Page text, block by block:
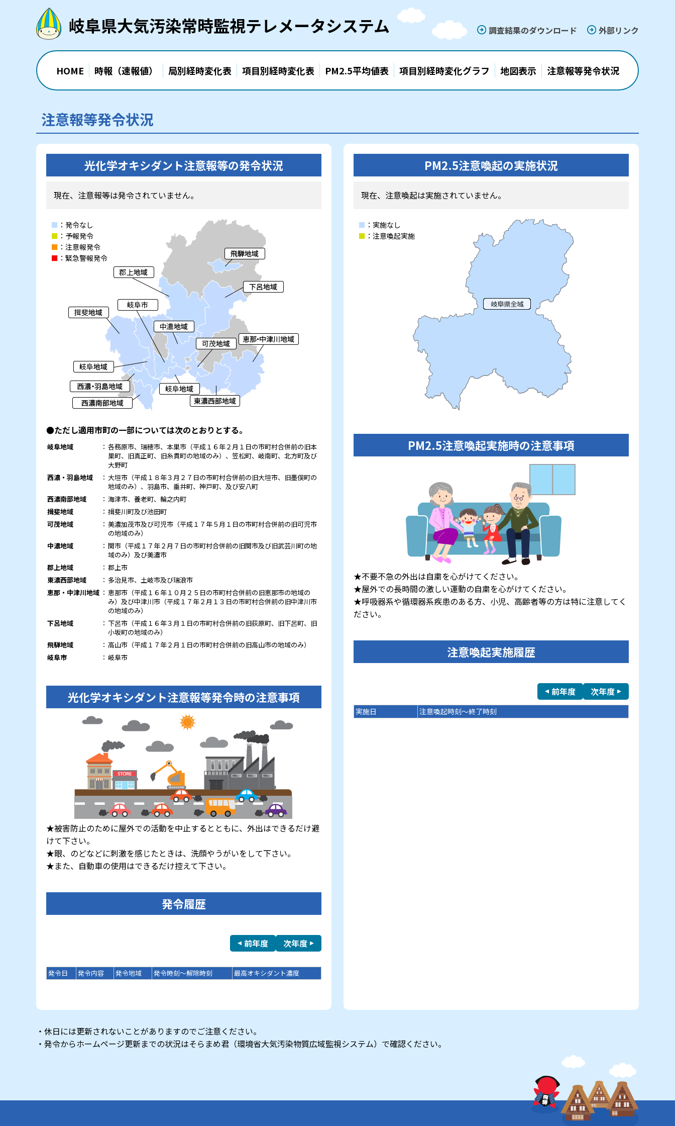
岐阜県大気汚染常時監視テレメータシステム
HOME 時報（速報値） 局別経時変化表 項目別経時変化表 PM2.5平均値表 項目別経時変化グラフ 地図表示 注意報等発令状況
調査結果のダウンロード 外部リンク
注意報等発令状況
光化学オキシダント注意報等の発令状況
現在、注意報等は発令されていません。
■ ：発令なし
■ ：予報発令
■ ：注意報発令
■ ：緊急警報発令
●ただし適用市町の一部については次のとおりとする。
岐阜地域 ： 各務原市、瑞穂市、本巣市（平成１６年２月１日の市町村合併前の旧本
巣町、旧真正町、旧糸貫町の地域のみ）、笠松町、岐南町、北方町及び
大野町
西濃・羽島地域
： 大垣市（平成１８年３月２７日の市町村合併前の旧大垣市、旧墨俣町の
地域のみ）、羽島市、垂井町、神戸町、及び安八町
西濃南部地域
： 海津市、養老町、輪之内町
揖斐地域
： 揖斐川町及び池田町
可茂地域
： 美濃加茂市及び可児市（平成１７年５月１日の市町村合併前の旧可児市
の地域のみ）
中濃地域
： 関市（平成１７年２月７日の市町村合併前の旧関市及び旧武芸川町の地
域のみ）及び美濃市
郡上地域
： 郡上市
東濃西部地域
： 多治見市、土岐市及び瑞浪市
恵那・中津川地域 ： 恵那市（平成１６年１０月２５日の市町村合併前の旧恵那市の地域の
み）及び中津川市（平成１７年２月１３日の市町村合併前の旧中津川市
の地域のみ）
下呂地域
： 下呂市（平成１６年３月１日の市町村合併前の旧荻原町、旧下呂町、旧
小坂町の地域のみ）
飛騨地域
： 高山市（平成１７年２月１日の市町村合併前の旧高山市の地域のみ）
岐阜市
： 岐阜市
光化学オキシダント注意報等発令時の注意事項
★被害防止のために屋外での活動を中止するとともに、外出はできるだけ避
けて下さい。
★眼、のどなどに刺激を感じたときは、洗顔やうがいをして下さい。
★また、自動車の使用はできるだけ控えて下さい。
発令履歴
前年度 次年度
発令日 発令内容 発令地域 発令時刻～解除時刻 最高オキシダント濃度
PM2.5注意喚起の実施状況
現在、注意喚起は実施されていません。
■ ：実施なし
■ ：注意喚起実施
PM2.5注意喚起実施時の注意事項
★不要不急の外出は自粛を心がけてください。
★屋外での長時間の激しい運動の自粛を心がけてください。
★呼吸器系や循環器系疾患のある方、小児、高齢者等の方は特に注意してく
ださい。
注意喚起実施履歴
前年度 次年度
実施日 注意喚起時刻～終了時刻
・休日には更新されないことがありますのでご注意ください。
・発令からホームページ更新までの状況はそらまめ君（環境省大気汚染物質広域監視システム）で確認ください。